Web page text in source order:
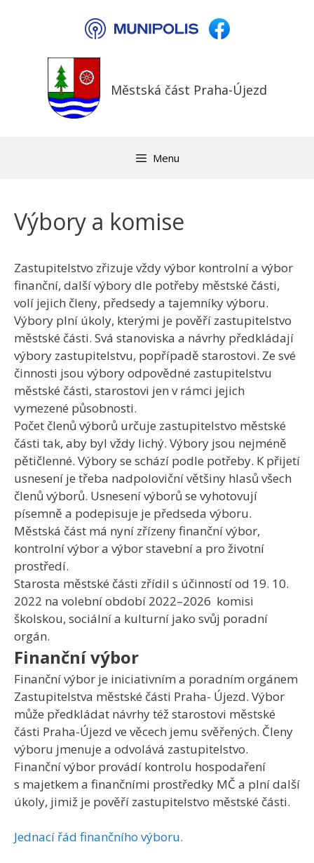
Městská část Praha-Újezd
Menu
Výbory a komise
Zastupitelstvo zřizuje vždy výbor kontrolní a výbor
finanční, další výbory dle potřeby městské části,
volí jejich členy, předsedy a tajemníky výboru.
Výbory plní úkoly, kterými je pověří zastupitelstvo
městské části. Svá stanoviska a návrhy předkládají
výbory zastupitelstvu, popřípadě starostovi. Ze své
činnosti jsou výbory odpovědné zastupitelstvu
městské části, starostovi jen v rámci jejich
vymezené působnosti.
Počet členů výborů určuje zastupitelstvo městské
části tak, aby byl vždy lichý. Výbory jsou nejméně
pětičlenné. Výbory se schází podle potřeby. K přijetí
usnesení je třeba nadpoloviční většiny hlasů všech
členů výborů. Usnesení výborů se vyhotovují
písemně a podepisuje je předseda výboru.
Městská část má nyní zřízeny finanční výbor,
kontrolní výbor a výbor stavební a pro životní
prostředí.
Starosta městské části zřídil s účinností od 19. 10.
2022 na volební období 2022–2026 komisi
školskou, sociální a kulturní jako svůj poradní
orgán.
Finanční výbor
Finanční výbor je iniciativním a poradním orgánem
Zastupitelstva městské části Praha- Újezd. Výbor
může předkládat návrhy též starostovi městské
části Praha-Újezd ve věcech jemu svěřených. Členy
výboru jmenuje a odvolává zastupitelstvo.
Finanční výbor provádí kontrolu hospodaření
s majetkem a finančními prostředky MČ a plní další
úkoly, jimiž je pověří zastupitelstvo městské části.
Jednací řád finančního výboru.